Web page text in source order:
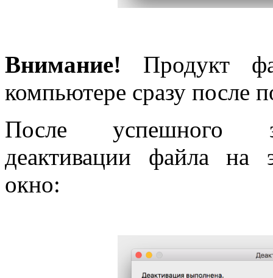
Внимание! Продукт
компьютере сразу после
После успешного
деактивации файла на
окно: